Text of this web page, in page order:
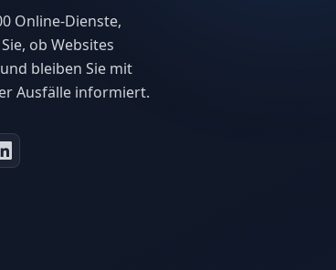
Online-Dienste,
ob Websites
bleiben Sie mit
Ausfälle informiert.